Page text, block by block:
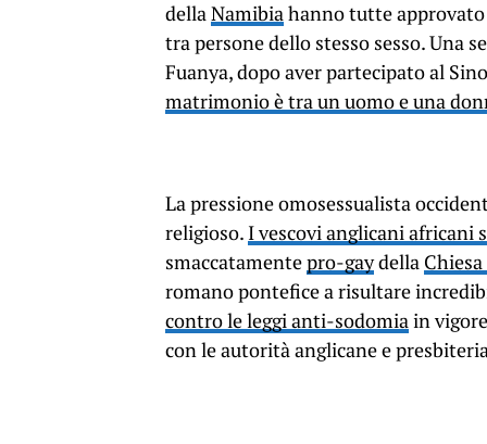
dellaNamibiahanno tutte
tra persone dello stesso sesso. Una
Fuanya, dopo aver partecipato al
matrimonio è tra un uomo e una
La pressione omosessualista
religioso. I vescovi anglicani africani
smaccatamentepro-gaydella
romano pontefice a risultare
contro le leggi anti-sodomiain
con le autorità anglicane e